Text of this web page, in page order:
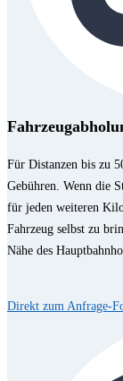
Für Distanzen bis zu
Gebühren. Wenn die
für jeden weiteren
Fahrzeug selbst zu
Nähe des
Direkt zum Anfrage-